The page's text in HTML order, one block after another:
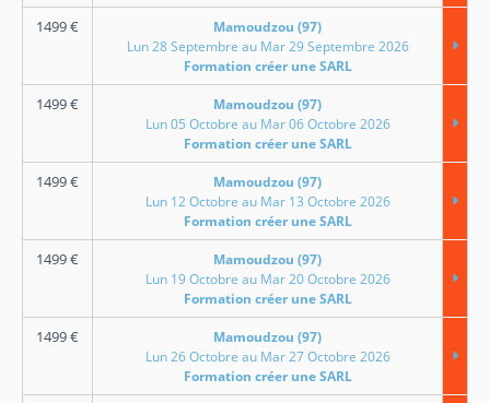
1499€
Mamoudzou (97)
Lun 28 Septembre au Mar 29 Septembre 2026
Formation créer une SARL
1499€
Mamoudzou (97)
Lun 05 Octobre au Mar 06 Octobre 2026
Formation créer une SARL
1499€
Mamoudzou (97)
Lun 12 Octobre au Mar 13 Octobre 2026
Formation créer une SARL
1499€
Mamoudzou (97)
Lun 19 Octobre au Mar 20 Octobre 2026
Formation créer une SARL
1499€
Mamoudzou (97)
Lun 26 Octobre au Mar 27 Octobre 2026
Formation créer une SARL